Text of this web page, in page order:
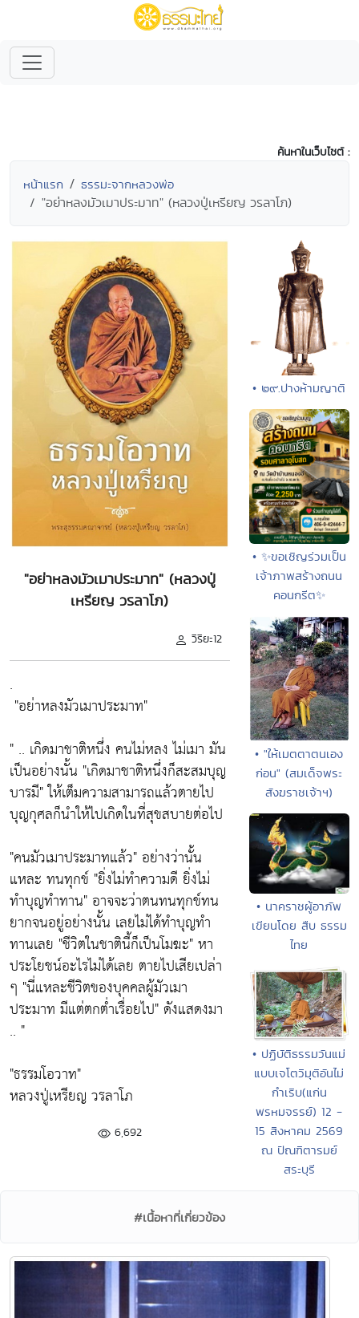
ค้นหาในเว็บไซต์ :
หน้าแรก ธรรมะจากหลวงพ่อ
"อย่าหลงมัวเมาประมาท" (หลวงปู่เหรียญ วรลาโภ)
"อย่าหลงมัวเมาประมาท" (หลวงปู่
เหรียญ วรลาโภ)
วิริยะ12
.
"อย่าหลงมัวเมาประมาท"
" .. เกิดมาชาติหนึ่ง คนไม่หลง ไม่เมา มัน
เป็นอย่างนั้น "เกิดมาชาติหนึ่งก็สะสมบุญ
บารมี"ให้เต็มความสามารถแล้วตายไป
บุญกุศลก็นำให้ไปเกิดในที่สุขสบายต่อไป
"คนมัวเมาประมาทแล้ว"อย่างว่านั้น
แหละ ทนทุกข์ "ยิ่งไม่ทำความดี ยิ่งไม่
ทำบุญทำทาน"อาจจะว่าตนทนทุกข์ทน
ยากจนอยู่อย่างนั้น เลยไม่ได้ทำบุญทำ
ทานเลย "ชีวิตในชาตินี้ก็เป็นโมฆะ"หา
ประโยชน์อะไรไม่ได้เลย ตายไปเสียเปล่า
ๆ "นี่แหละชีวิตของบุคคลผู้มัวเมา
ประมาท มีแต่ตกต่ำเรื่อยไป"ดังแสดงมา
.. "
"ธรรมโอวาท"
หลวงปู่เหรียญ วรลาโภ
6,692
• ๒๙.ปางห้ามญาติ
• ✨ขอเชิญร่วมเป็น
เจ้าภาพสร้างถนน
คอนกรีต✨
• "ให้เมตตาตนเอง
ก่อน" (สมเด็จพระ
สังฆราชเจ้าฯ)
• นาคราชผู้อาภัพ
เขียนโดย สืบ ธรรม
ไทย
• ปฏิบัติธรรมวันแม่
แบบเจโตวิมุติอันไม่
กำเริบ(แก่น
พรหมจรรย์) 12 -
15 สิงหาคม 2569
ณ ปัณฑิตารมย์
สระบุรี
#เนื้อหาที่เกี่ยวข้อง